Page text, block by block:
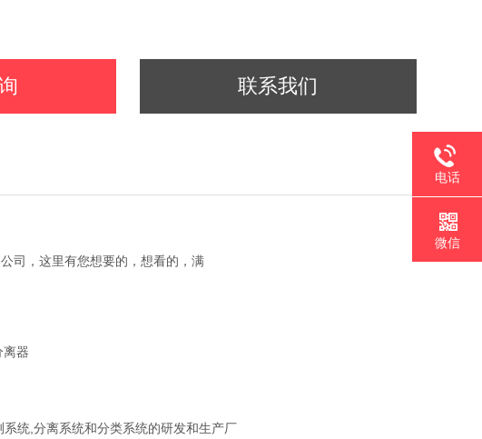
联系我们
司，这里有您想要的，想看的，满
离器
统,分离系统和分类系统的研发和生产厂
电话
微信